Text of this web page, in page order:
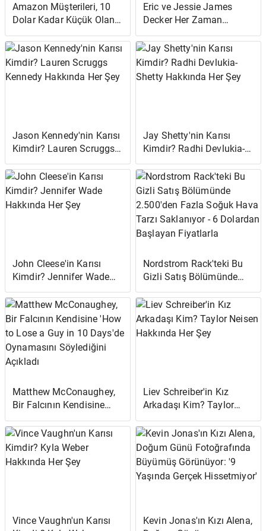
Amazon Müşterileri, 10
Dolar Kadar Küçük Olan
Bu İpek Yastık Kılıfları
Sayesinde "Şımartılmış
Bir Bebek Gibi"
Uyuduklarını Söyledi
Eric ve Jessie James
Decker Her Zaman
"Birbirlerini Öpüyorlar" -
Çocuklar Bundan
Hoşlanmıyor
Jason Kennedy'nin Karısı
Kimdir? Lauren Scruggs
Kennedy Hakkında Her
Şey
Jay Shetty'nin Karısı
Kimdir? Radhi Devlukia-
Shetty Hakkında Her Şey
John Cleese'in Karısı
Kimdir? Jennifer Wade
Hakkında Her Şey
Nordstrom Rack'teki Bu
Gizli Satış Bölümünde
2.500'den Fazla Soğuk
Hava Tarzı Saklanıyor - 6
Dolardan Başlayan
Fiyatlarla
Matthew McConaughey,
Bir Falcının Kendisine
'How to Lose a Guy in 10
Days'de Oynamasını
Söylediğini Açıkladı
Liev Schreiber'in Kız
Arkadaşı Kim? Taylor
Neisen Hakkında Her Şey
Vince Vaughn'un Karısı
Kevin Jonas'ın Kızı Alena,